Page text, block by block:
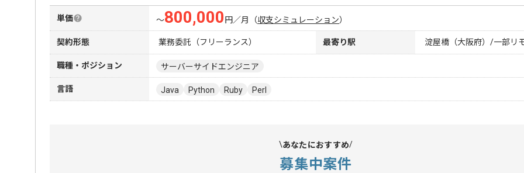
単価 〜800,000 円／月 （収支シミュレーション）
契約形態 業務委託（フリーランス） 最寄り駅 淀屋橋（大阪府）/一部リ
職種・ポジション サーバーサイドエンジニア
言語 Java Python Ruby Perl
あなたにおすすめ
募集中案件